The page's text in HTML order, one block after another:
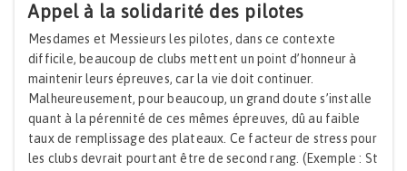
Appel à la solidarité des pilotes
Mesdames et Messieurs les pilotes, dans ce contexte
difficile, beaucoup de clubs mettent un point d’honneur à
maintenir leurs épreuves, car la vie doit continuer.
Malheureusement, pour beaucoup, un grand doute s’installe
quant à la pérennité de ces mêmes épreuves, dû au faible
taux de remplissage des plateaux. Ce facteur de stress pour
les clubs devrait pourtant être de second rang. (Exemple : St